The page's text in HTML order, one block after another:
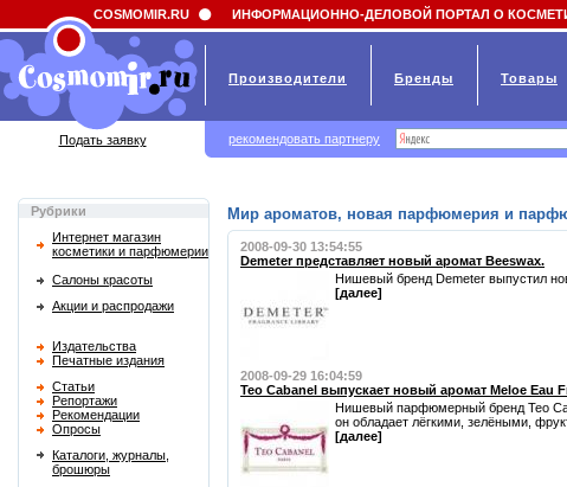
Field 'news_title' doesn't have a default value
Рубрики
Интернет магазин
косметики и парфюмерии
Салоны красоты
Акции и распродажи
Издательства
Печатные издания
Статьи
Репортажи
Рекомендации
Опросы
Каталоги, журналы,
брошюры
Мир ароматов, новая парфюмерия и
2008-09-30 13:54:55
Demeter представляет новый аромат Beeswax.
Нишевый бренд Demeter выпустил
[далее]
2008-09-29 16:04:59
Teo Cabanel выпускает новый аромат Meloe Eau
Нишевый парфюмерный бренд Teo
он обладает лёгкими, зелёными,
[далее]
COSMOMIR.RU ИНФОРМАЦИОННО-ДЕЛОВОЙ ПОРТАЛ О
Производители Бренды Товары
Подать заявку рекомендовать партнеру